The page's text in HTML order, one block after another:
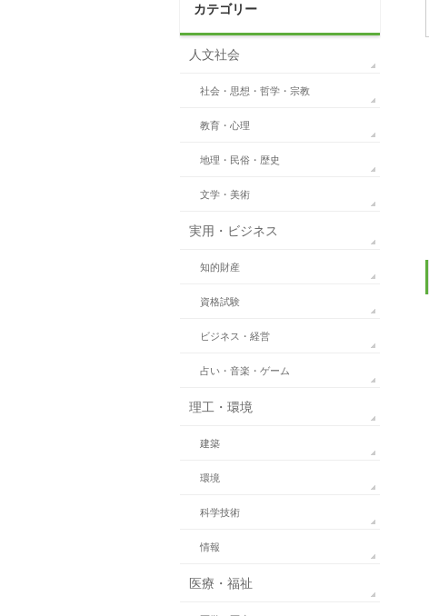
カテゴリー
人文社会
社会・思想・哲学・宗教
教育・心理
地理・民俗・歴史
文学・美術
実用・ビジネス
知的財産
資格試験
ビジネス・経営
占い・音楽・ゲーム
理工・環境
建築
環境
科学技術
情報
医療・福祉